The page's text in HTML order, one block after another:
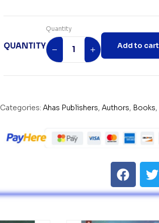
QUANTITY
Quantity
Add to cart
Categories: Ahas Publishers, Authors, Books,